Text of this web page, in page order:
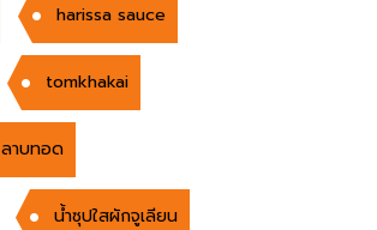
harissa sauce
tomkhakai
ลาบทอด
น้ำซุปใสผักจูเลียน